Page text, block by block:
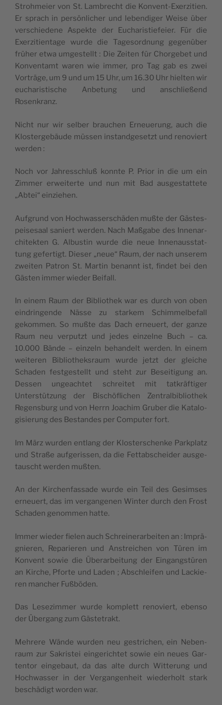
Stroh­meier von St. Lam­brecht die Konvent-Exer­zi­tien.
Er sprach in persön­li­cher und leben­di­ger Weise über
ver­schie­dene Aspekte der Eucha­ris­tie­feier. Für die
Exer­zi­tien­tage wurde die Tage­sord­nung gegenü­ber
frü­her etwa umges­tellt : Die Zei­ten für Chor­ge­bet und
Kon­ven­tamt waren wie immer, pro Tag gab es zwei
Vor­träge, um 9 und um 15 Uhr, um 16.30 Uhr hiel­ten wir
eucha­ris­tische Anbe­tung und anschließend
Rosenkranz.
Nicht nur wir sel­ber brau­chen Erneue­rung, auch die
Klos­ter­gebäude müs­sen ins­tand­ge­setzt und reno­viert
werden :
Noch vor Jah­res­schluß konnte P. Prior in die um ein
Zim­mer erwei­terte und nun mit Bad aus­ges­tat­tete
„Abtei“ einziehen.
Auf­grund von Hoch­was­ser­schä­den mußte der Gäs­tes­
pei­se­saal saniert wer­den. Nach Maß­gabe des Inne­nar­
chi­tek­ten G. Albus­tin wurde die neue Inne­nauss­tat­
tung gefer­tigt. Die­ser „neue“ Raum, der nach unse­rem
zwei­ten Patron St. Mar­tin benannt ist, fin­det bei den
Gäs­ten immer wie­der Beifall.
In einem Raum der Biblio­thek war es durch von oben
ein­drin­gende Nässe zu star­kem Schim­mel­be­fall
gekom­men. So mußte das Dach erneuert, der ganze
Raum neu ver­putzt und jedes ein­zelne Buch – ca.
10.000 Bände – ein­zeln behan­delt wer­den. In einem
wei­te­ren Biblio­theks­raum wurde jetzt der gleiche
Scha­den fest­ges­tellt und steht zur Besei­ti­gung an.
Des­sen ungeach­tet schrei­tet mit tat­kräf­ti­ger
Unterstüt­zung der Bischö­fli­chen Zen­tral­bi­blio­thek
Regens­burg und von Herrn Joa­chim Gru­ber die Kata­lo­
gi­sie­rung des Bes­tandes per Com­pu­ter fort.
Im März wur­den ent­lang der Klos­ter­schenke Park­platz
und Straße auf­ge­ris­sen, da die Fet­tab­schei­der aus­ge­
tau­scht wer­den mußten.
An der Kir­chen­fas­sade wurde ein Teil des Gesimses
erneuert, das im ver­gan­ge­nen Win­ter durch den Frost
Scha­den genom­men hatte.
Immer wie­der fie­len auch Schrei­ne­rar­bei­ten an : Imprä­
gnie­ren, Repa­rie­ren und Ans­trei­chen von Türen im
Konvent sowie die Übe­rar­bei­tung der Ein­gang­stü­ren
an Kirche, Pforte und Laden ; Abschlei­fen und Lackie­
ren man­cher Fußböden.
Das Lese­zim­mer wurde kom­plett reno­viert, eben­so
der Über­gang zum Gästetrakt.
Meh­rere Wände wur­den neu ges­tri­chen, ein Neben­
raum zur Sakris­tei ein­ge­rich­tet sowie ein neues Gar­
ten­tor ein­ge­baut, da das alte durch Wit­te­rung und
Hoch­was­ser in der Ver­gan­gen­heit wie­de­rholt stark
bes­chä­digt wor­den war.